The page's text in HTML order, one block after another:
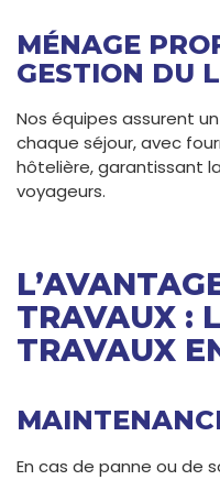
MÉNAGE
GESTION DU
Nos équipes assurent
chaque séjour, avec
hôtelière, garantissant
voyageurs.
TRAVAUX :
TRAVAUX
En cas de panne ou de